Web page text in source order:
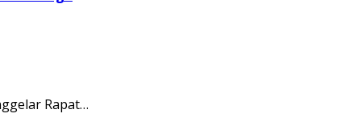
Rapat…